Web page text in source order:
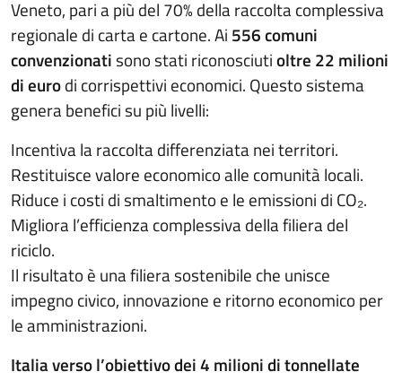
Veneto, pari a più del 70% della raccolta complessiva
regionale di carta e cartone. Ai 556 comuni
convenzionati sono stati riconosciutioltre 22 milioni
di eurodi corrispettivi economici. Questo sistema
genera benefici su più livelli:
Incentiva la raccolta differenziata nei territori.
Restituisce valore economico alle comunità locali.
Riduce i costi di smaltimento e le emissioni di CO₂.
Migliora l’efficienza complessiva della filiera del
riciclo.
Il risultato è una filiera sostenibile che unisce
impegno civico, innovazione e ritorno economico per
le amministrazioni.
Italia verso l’obiettivo dei 4 milioni di tonnellate